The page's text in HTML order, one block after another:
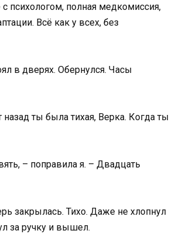
психологом, полная медкомиссия,
Всё как у всех, без
в дверях. Обернулся. Часы
ты была тихая, Верка. Когда ты
– поправила я. – Двадцать
закрылась. Тихо. Даже не хлопнул
за ручку и вышел.